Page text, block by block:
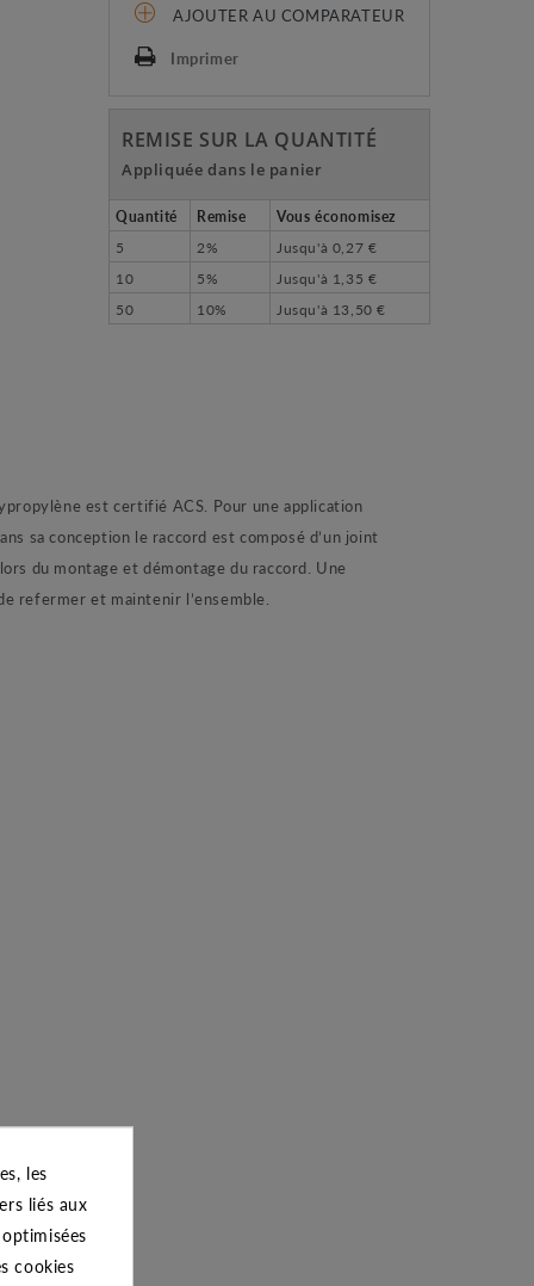
AJOUTER AU COMPARATEUR
Imprimer
REMISE SUR LA QUANTITÉ
Appliquée dans le panier
Quantité Remise
Vous économisez
5
2% Jusqu'à 0,27 €
10
5% Jusqu'à 1,35 €
50
10% Jusqu'à 13,50 €
est certifié ACS. Pour une application
sa conception le raccord est composé d’un joint
du montage et démontage du raccord. Une
refermer et maintenir l’ensemble.
les
liés aux
cookies